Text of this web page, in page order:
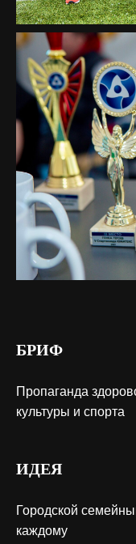
БРИФ
Пропаганда
культуры и спорта
ИДЕЯ
Городской
каждому